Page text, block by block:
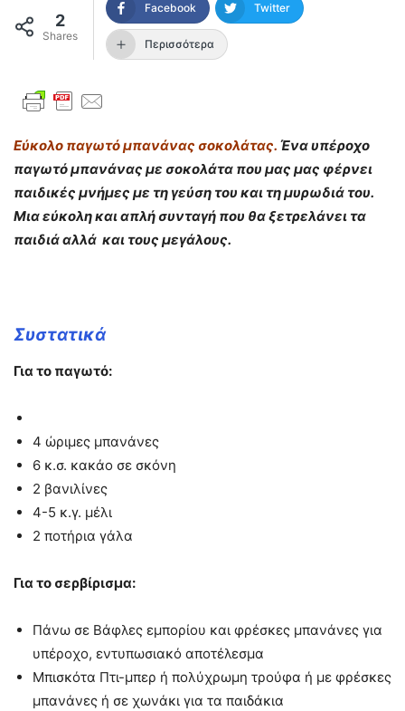
2
Shares
Facebook Twitter
Περισσότερα
Εύκολο παγωτό μπανάνας σοκολάτας. Ένα υπέροχο
παγωτό μπανάνας με σοκολάτα που μας μας φέρνει
παιδικές μνήμες με τη γεύση του και τη μυρωδιά του.
Μια εύκολη και απλή συνταγή που θα ξετρελάνει τα
παιδιά αλλά και τους μεγάλους.
Συστατικά
Για το παγωτό:
4 ώριμες μπανάνες
6 κ.σ. κακάο σε σκόνη
2 βανιλίνες
4-5 κ.γ. μέλι
2 ποτήρια γάλα
Για το σερβίρισμα:
Πάνω σε Βάφλες εμπορίου και φρέσκες μπανάνες για
υπέροχο, εντυπωσιακό αποτέλεσμα
Μπισκότα Πτι-μπερ ή πολύχρωμη τρούφα ή με φρέσκες
μπανάνες ή σε χωνάκι για τα παιδάκια